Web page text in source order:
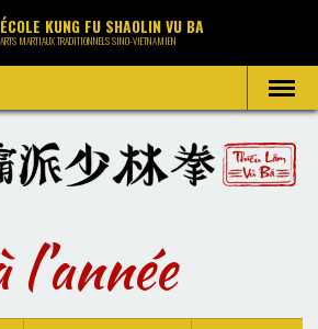
ÉCOLE KUNG FU SHAOLIN VU BA
ARTS MARTIAUX TRADITIONNELS SINO-VIETNAMIEN
l’année